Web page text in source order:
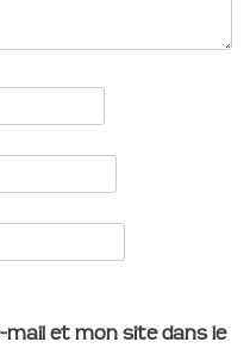
et mon site dans le